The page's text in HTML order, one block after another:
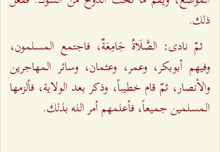
ذلك.
ثمّ نادى: الصَّلَاةُ جَامِعَةٌ، فاجتمع المسلمون،
وفيهم أبوبكر، وعمر، وعثمان، وسائر المهاجرين
والأنصار، ثمّ قام خطيباً، وذكر بعد الولاية، فألزمها
المسلمين جميعاً، فأعلمهم أمر اللـه بذلك.